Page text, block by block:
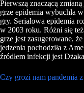
Pierwszą znaczącą
grze epidemia wybuchła
gry. Serialowa epidemia
w 2003 roku. Różni się
grze jest zasugerowane,
jedzenia pochodziła z
źródłem infekcji jest
Czy grozi nam pandemia